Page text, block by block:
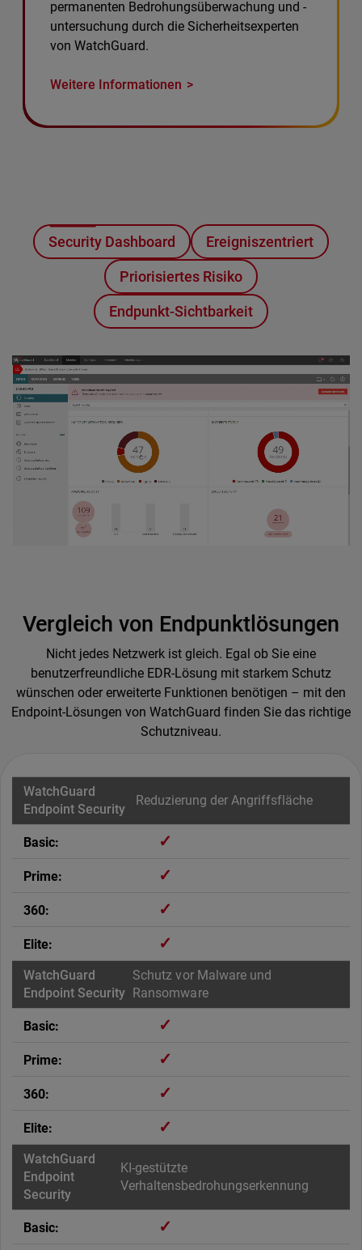
permanenten Bedrohungsüberwachung und -
untersuchung durch die Sicherheitsexperten
von WatchGuard.
Weitere Informationen
Security Dashboard Ereigniszentriert
Priorisiertes Risiko
Endpunkt-Sichtbarkeit
Vergleich von Endpunktlösungen
Nicht jedes Netzwerk ist gleich. Egal ob Sie eine
benutzerfreundliche EDR-Lösung mit starkem Schutz
wünschen oder erweiterte Funktionen benötigen – mit den
Endpoint-Lösungen von WatchGuard finden Sie das richtige
Schutzniveau.
Reduzierung der Angriffsfläche
✓
✓
✓
✓
Schutz vor Malware und
Ransomware
✓
✓
✓
✓
KI-gestützte
Verhaltensbedrohungserkennung
✓